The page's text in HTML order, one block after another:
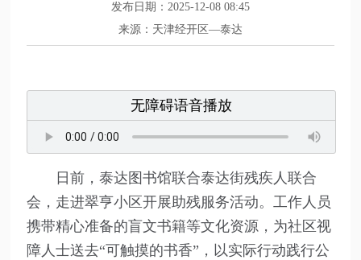
发布日期：2025-12-08 08:45
来源：天津经开区—泰达
无障碍语音播放
日前，泰达图书馆联合泰达街残疾人联合
会，走进翠亨小区开展助残服务活动。工作人员
携带精心准备的盲文书籍等文化资源，为社区视
障人士送去“可触摸的书香”，以实际行动践行公